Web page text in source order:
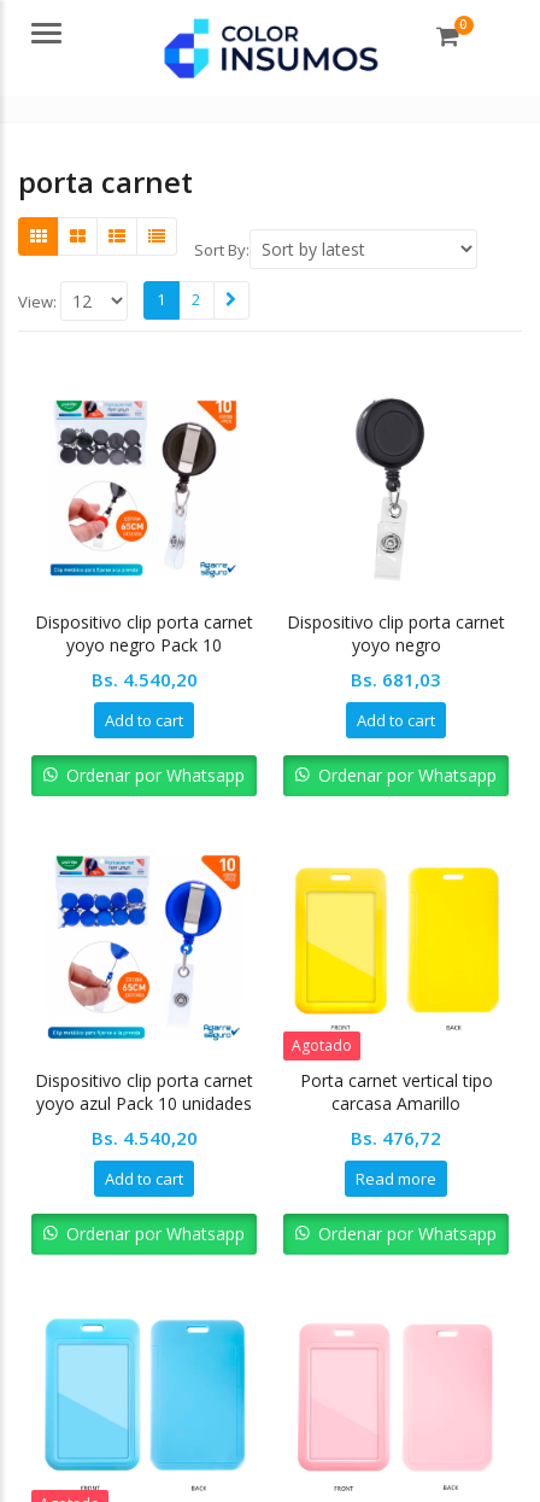
Menu 0
porta carnet
Sort By:
View: 1 2
Dispositivo clip porta carnet
yoyo negro Pack 10
Bs. 4.540,20
Add to cart
Ordenar por Whatsapp
Dispositivo clip porta carnet
yoyo negro
Bs. 681,03
Add to cart
Ordenar por Whatsapp
Dispositivo clip porta carnet
yoyo azul Pack 10 unidades
Bs. 4.540,20
Add to cart
Ordenar por Whatsapp
Agotado
Porta carnet vertical tipo
carcasa Amarillo
Bs. 476,72
Read more
Ordenar por Whatsapp